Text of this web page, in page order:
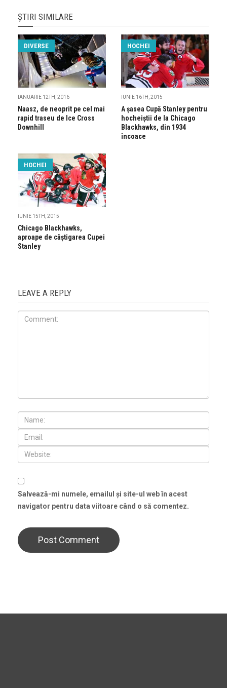
ȘTIRI SIMILARE
DIVERSE
IANUARIE 12TH, 2016
Naasz, de neoprit pe cel mai
rapid traseu de Ice Cross
Downhill
HOCHEI
IUNIE 16TH, 2015
A șasea Cupă Stanley pentru
hocheiștii de la Chicago
Blackhawks, din 1934
încoace
HOCHEI
IUNIE 15TH, 2015
Chicago Blackhawks,
aproape de câștigarea Cupei
Stanley
LEAVE A REPLY
Salvează-mi numele, emailul și site-ul web în acest
navigator pentru data viitoare când o să comentez.